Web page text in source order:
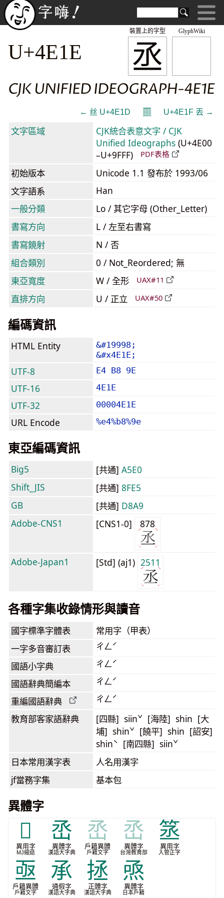
GlyphWiki
丞
裝置上的字型
U+4E1E
CJK UNIFIED IDEOGRAPH-4E1E
← 丝 U+4E1D 𝄜 U+4E1F 丟 →
文字區域
CJK統合表意文字 / CJK
Unified Ideographs (U+4E00
–U+9FFF)
PDF表格
初始版本
Unicode 1.1 發布於 1993/06
文字語系
Han
一般分類
Lo / 其它字母 (Other_Letter)
書寫方向
L / 左至右書寫
書寫鏡射
N / 否
組合類別
0 / Not_Reordered; 無
東亞寬度
W / 全形 UAX#11
直排方向 U / 正立 UAX#50
編碼資訊
HTML Entity
&#19998;
&#x4E1E;
UTF-8 E4 B8 9E
UTF-16 4E1E
UTF-32 00004E1E
URL Encode %e4%b8%9e
東亞編碼資訊
Big5 [共通] A5E0
Shift_JIS
[共通] 8FE5
GB
[共通] D8A9
Adobe-CNS1
[CNS1-0] 878
Adobe-Japan1 [Std] (aj1) 2511
各種字集收錄情形與讀音
國字標準字體表 常用字（甲表）
一字多音審訂表 ㄔㄥˊ
國語小字典 ㄔㄥˊ
國語辭典簡編本 ㄔㄥˊ
重編國語辭典 ㄔㄥˊ
教育部客家語辭典
[四縣] siinˇ [海陸] shin [大
埔] shinˇ [饒平] shin [詔安]
shinˋ [南四縣] siinˇ
日本常用漢字表 人名用漢字
jf當務字集 基本包
異體字
𭵠
異用字
MJ縮退
㞼
異體字
漢語大字典
㞼
戶籍異體
戶籍文字
㞼
異體字
台灣教育部
䇰
異用字
入管正字
亟
戶籍異體
戶籍文字
承
通假字
漢語大字典
拯
正體字
漢語大字典
焏
異體字
日本戶籍